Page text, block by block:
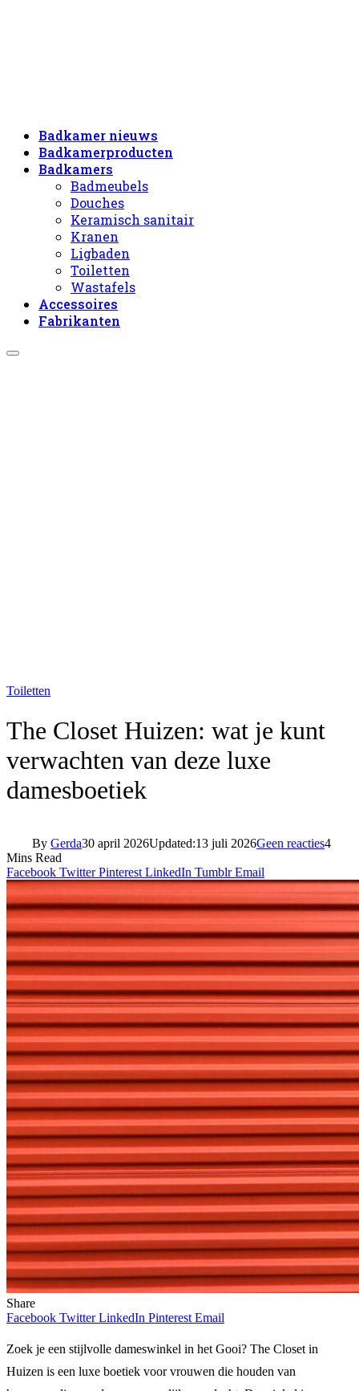
Badkamer nieuws
Badkamerproducten
Badkamers
Badmeubels
Douches
Keramisch sanitair
Kranen
Ligbaden
Toiletten
Wastafels
Accessoires
Fabrikanten
Toiletten
The Closet Huizen: wat je kunt
verwachten van deze luxe
damesboetiek
By Gerda30 april 2026Updated:13 juli 2026Geen reacties4
Mins Read
Facebook Twitter Pinterest LinkedIn Tumblr Email
Share
Facebook Twitter LinkedIn Pinterest Email
Zoek je een stijlvolle dameswinkel in het Gooi? The Closet in
Huizen is een luxe boetiek voor vrouwen die houden van